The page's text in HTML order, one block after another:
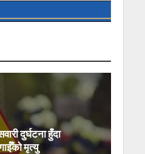
दुर्घटना हुँदा
मृत्यु